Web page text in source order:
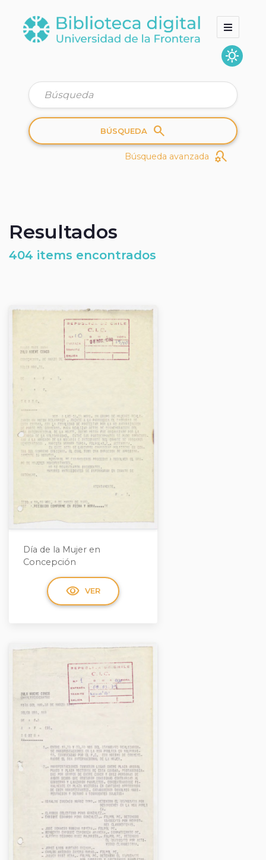
sunny
Colecciones
Quienes somos
BÚSQUEDA search
Búsqueda avanzada search_gear
Resultados
404 items encontrados
Día de la Mujer en
Concepción
visibility VER